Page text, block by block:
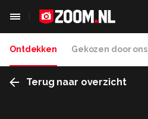
Ontdekken Gekozen door ons
Terug naar overzicht